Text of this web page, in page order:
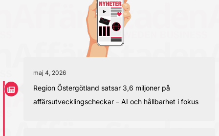
maj 4, 2026
Region Östergötland satsar 3,6 miljoner på
affärsutvecklingscheckar – AI och hållbarhet i fokus